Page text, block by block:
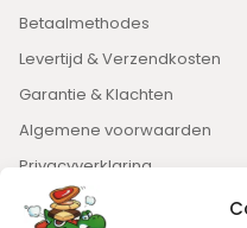
Betaalmethodes
Levertijd & Verzendkosten
Garantie & Klachten
Algemene voorwaarden
Privacyverklaring